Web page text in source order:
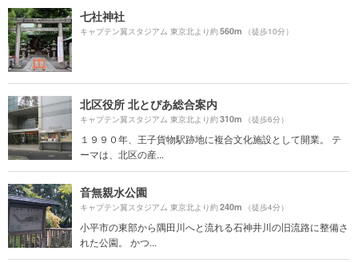
七社神社
キャプテン翼スタジアム 東京北より約560m （徒歩10分）
北区役所 北とぴあ総合案内
キャプテン翼スタジアム 東京北より約310m （徒歩6分）
１９９０年、王子貨物駅跡地に複合文化施設として開業。 テ
ーマは、北区の産...
音無親水公園
キャプテン翼スタジアム 東京北より約240m （徒歩4分）
小平市の東部から隅田川へと流れる石神井川の旧流路に整備さ
れた公園。 かつ...